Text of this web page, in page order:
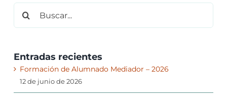
Entradas recientes
Formación de Alumnado Mediador – 2026
12 de junio de 2026